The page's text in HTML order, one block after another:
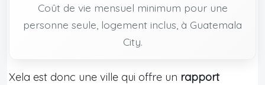
Coût de vie mensuel minimum pour une
personne seule, logement inclus, à Guatemala
City.
Xela est donc une ville qui offre un rapport